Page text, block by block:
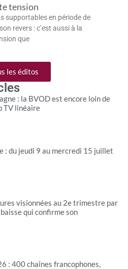
tension
supportables en période de
revers : c’est aussi à la
que
les éditos
: la BVOD est encore loin de
TV linéaire
: du jeudi 9 au mercredi 15 juillet
visionnées au 2e trimestre par
qui confirme son
: 400 chaînes francophones,